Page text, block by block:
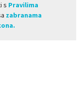
s Pravilima
zabranama